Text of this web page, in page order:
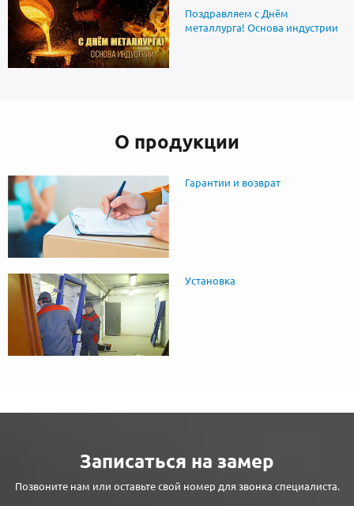
Поздравляем с Днём
металлурга! Основа индустрии
О продукции
Гарантии и возврат
Установка
Записаться на замер
Позвоните нам или оставьте свой номер для звонка специалиста.